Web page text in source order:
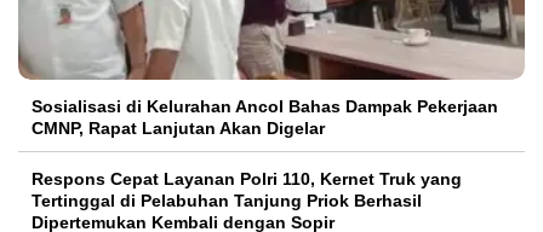
Sosialisasi di Kelurahan Ancol Bahas Dampak Pekerjaan
CMNP, Rapat Lanjutan Akan Digelar
Respons Cepat Layanan Polri 110, Kernet Truk yang
Tertinggal di Pelabuhan Tanjung Priok Berhasil
Dipertemukan Kembali dengan Sopir